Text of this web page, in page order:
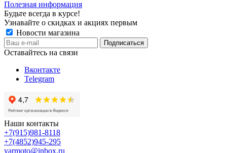
Полезная информация
Будьте всегда в курсе!
Узнавайте о скидках и акциях первым
Новости магазина
Оставайтесь на связи
Вконтакте
Telegram
Наши контакты
+7(915)981-8118
+7(4852)945-295
yarmoto@inbox.ru